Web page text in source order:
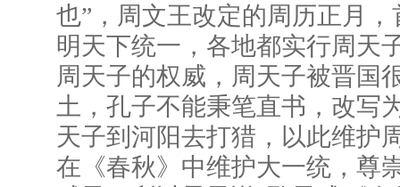
也”，周文王改定的周历正月，
明天下统一，各地都实行周天
周天子的权威，周天子被晋国
土，孔子不能秉笔直书，改写
天子到河阳去打猎，以此维护
在《春秋》中维护大一统，尊